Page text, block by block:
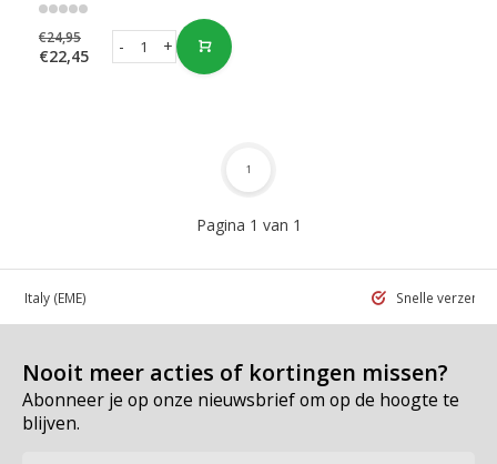
€24,95
€22,45 +
-
Pagina 1 van 1
1
in Italy (EME) Snelle
Nooit meer acties of kortingen missen?
Abonneer je op onze nieuwsbrief om op de hoogte te
blijven.